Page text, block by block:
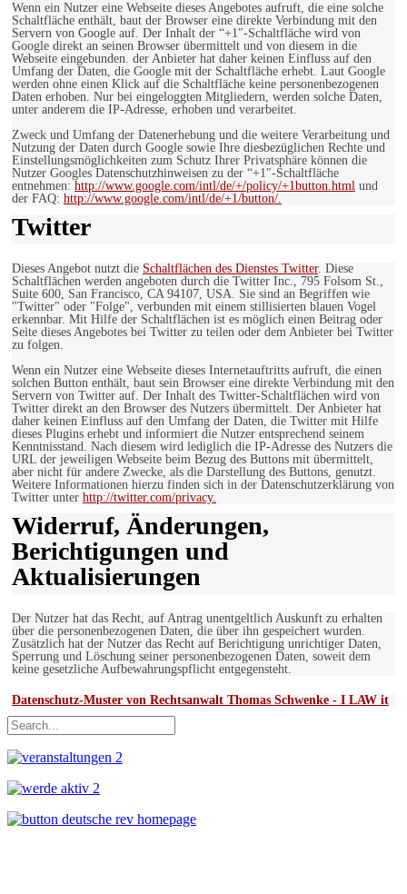
Wenn ein Nutzer eine Webseite dieses Angebotes aufruft, die eine solche
Schaltfläche enthält, baut der Browser eine direkte Verbindung mit den
Servern von Google auf. Der Inhalt der “+1″-Schaltfläche wird von
Google direkt an seinen Browser übermittelt und von diesem in die
Webseite eingebunden. der Anbieter hat daher keinen Einfluss auf den
Umfang der Daten, die Google mit der Schaltfläche erhebt. Laut Google
werden ohne einen Klick auf die Schaltfläche keine personenbezogenen
Daten erhoben. Nur bei eingeloggten Mitgliedern, werden solche Daten,
unter anderem die IP-Adresse, erhoben und verarbeitet.
Zweck und Umfang der Datenerhebung und die weitere Verarbeitung und
Nutzung der Daten durch Google sowie Ihre diesbezüglichen Rechte und
Einstellungsmöglichkeiten zum Schutz Ihrer Privatsphäre können die
Nutzer Googles Datenschutzhinweisen zu der “+1″-Schaltfläche
entnehmen: http://www.google.com/intl/de/+/policy/+1button.html und
der FAQ: http://www.google.com/intl/de/+1/button/.
Twitter
Dieses Angebot nutzt die Schaltflächen des Dienstes Twitter. Diese
Schaltflächen werden angeboten durch die Twitter Inc., 795 Folsom St.,
Suite 600, San Francisco, CA 94107, USA. Sie sind an Begriffen wie
"Twitter" oder "Folge", verbunden mit einem stillisierten blauen Vogel
erkennbar. Mit Hilfe der Schaltflächen ist es möglich einen Beitrag oder
Seite dieses Angebotes bei Twitter zu teilen oder dem Anbieter bei Twitter
zu folgen.
Wenn ein Nutzer eine Webseite dieses Internetauftritts aufruft, die einen
solchen Button enthält, baut sein Browser eine direkte Verbindung mit den
Servern von Twitter auf. Der Inhalt des Twitter-Schaltflächen wird von
Twitter direkt an den Browser des Nutzers übermittelt. Der Anbieter hat
daher keinen Einfluss auf den Umfang der Daten, die Twitter mit Hilfe
dieses Plugins erhebt und informiert die Nutzer entsprechend seinem
Kenntnisstand. Nach diesem wird lediglich die IP-Adresse des Nutzers die
URL der jeweiligen Webseite beim Bezug des Buttons mit übermittelt,
aber nicht für andere Zwecke, als die Darstellung des Buttons, genutzt.
Weitere Informationen hierzu finden sich in der Datenschutzerklärung von
Twitter unter http://twitter.com/privacy.
Widerruf, Änderungen,
Berichtigungen und
Aktualisierungen
Der Nutzer hat das Recht, auf Antrag unentgeltlich Auskunft zu erhalten
über die personenbezogenen Daten, die über ihn gespeichert wurden.
Zusätzlich hat der Nutzer das Recht auf Berichtigung unrichtiger Daten,
Sperrung und Löschung seiner personenbezogenen Daten, soweit dem
keine gesetzliche Aufbewahrungspflicht entgegensteht.
Datenschutz-Muster von Rechtsanwalt Thomas Schwenke - I LAW it